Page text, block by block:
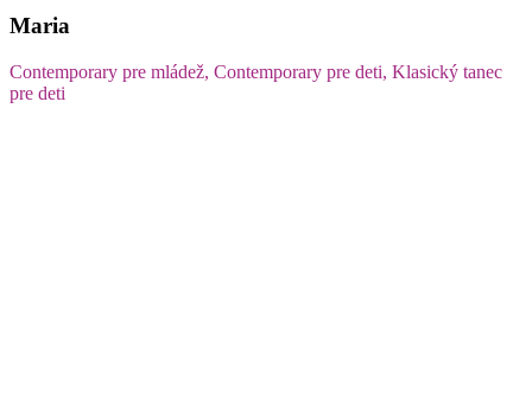
Maria
Contemporary pre mládež, Contemporary pre deti, Klasický tanec
pre deti